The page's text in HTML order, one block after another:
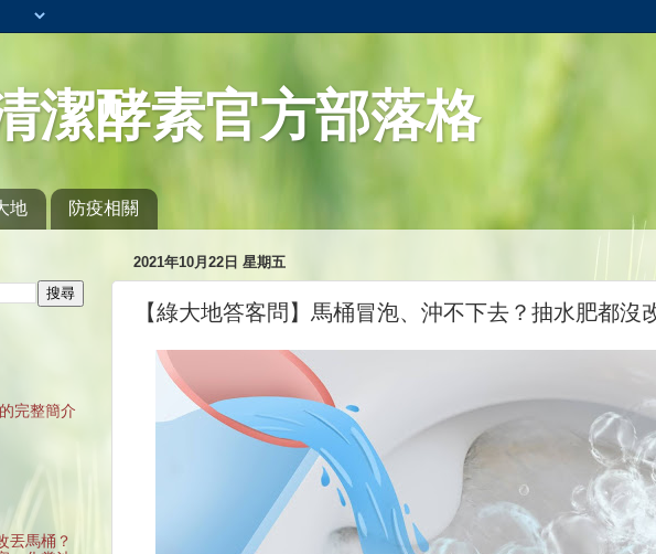
潔酵素官方部落格
地 防疫相關
2021年10月22日 星期五
【綠大地答客問】馬桶冒泡、沖不下去？抽水肥都沒
完整簡介
丟馬桶？